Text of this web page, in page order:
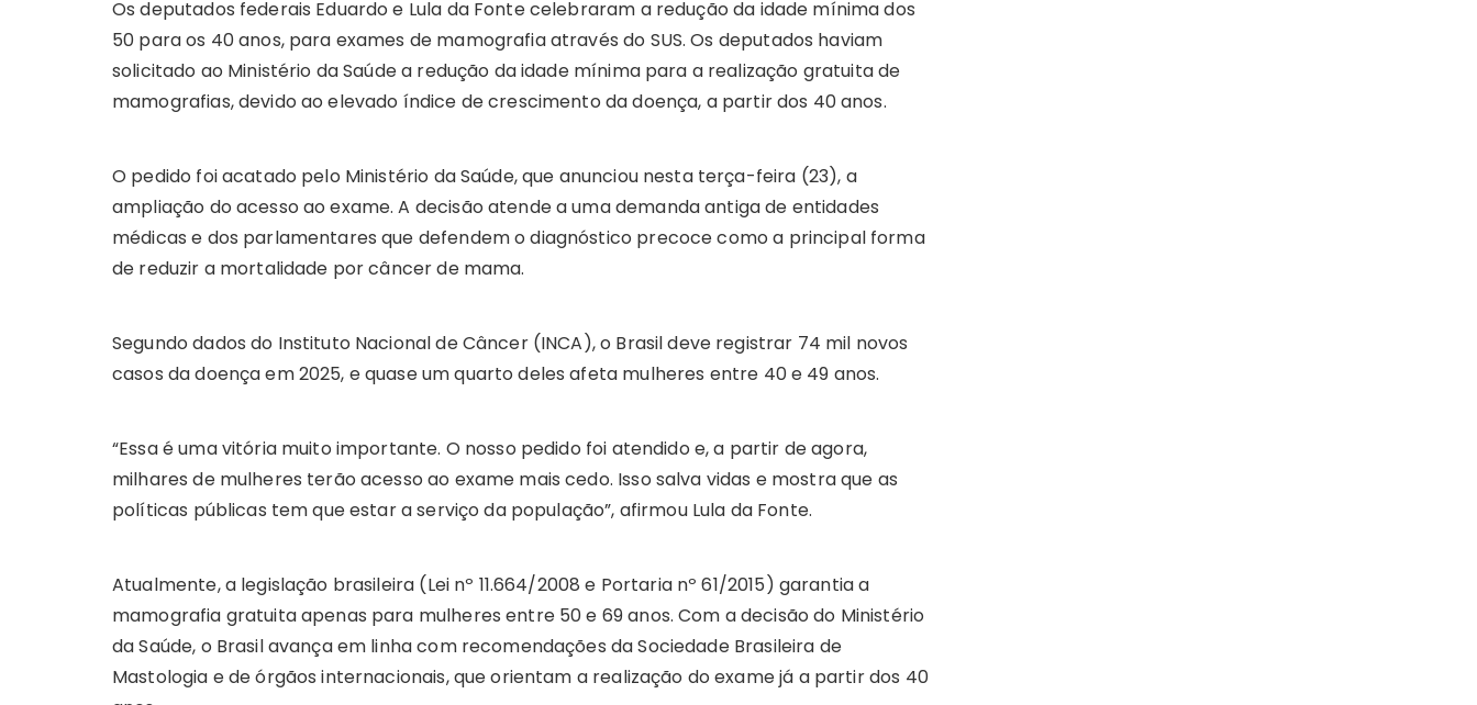
Os deputados federais Eduardo e Lula da Fonte celebraram a redução da idade mínima dos
50 para os 40 anos, para exames de mamografia através do SUS. Os deputados haviam
solicitado ao Ministério da Saúde a redução da idade mínima para a realização gratuita de
mamografias, devido ao elevado índice de crescimento da doença, a partir dos 40 anos.
O pedido foi acatado pelo Ministério da Saúde, que anunciou nesta terça-feira (23), a
ampliação do acesso ao exame. A decisão atende a uma demanda antiga de entidades
médicas e dos parlamentares que defendem o diagnóstico precoce como a principal forma
de reduzir a mortalidade por câncer de mama.
Segundo dados do Instituto Nacional de Câncer (INCA), o Brasil deve registrar 74 mil novos
casos da doença em 2025, e quase um quarto deles afeta mulheres entre 40 e 49 anos.
“Essa é uma vitória muito importante. O nosso pedido foi atendido e, a partir de agora,
milhares de mulheres terão acesso ao exame mais cedo. Isso salva vidas e mostra que as
políticas públicas tem que estar a serviço da população”, afirmou Lula da Fonte.
Atualmente, a legislação brasileira (Lei nº 11.664/2008 e Portaria nº 61/2015) garantia a
mamografia gratuita apenas para mulheres entre 50 e 69 anos. Com a decisão do Ministério
da Saúde, o Brasil avança em linha com recomendações da Sociedade Brasileira de
Mastologia e de órgãos internacionais, que orientam a realização do exame já a partir dos 40